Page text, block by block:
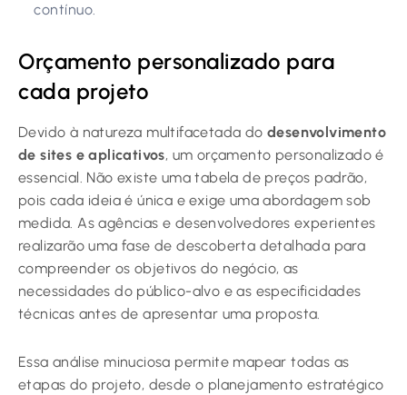
contínuo.
Orçamento personalizado para
cada projeto
Devido à natureza multifacetada do desenvolvimento
de sites e aplicativos, um orçamento personalizado é
essencial. Não existe uma tabela de preços padrão,
pois cada ideia é única e exige uma abordagem sob
medida. As agências e desenvolvedores experientes
realizarão uma fase de descoberta detalhada para
compreender os objetivos do negócio, as
necessidades do público-alvo e as especificidades
técnicas antes de apresentar uma proposta.
Essa análise minuciosa permite mapear todas as
etapas do projeto, desde o planejamento estratégico